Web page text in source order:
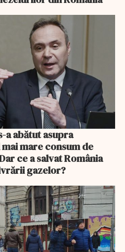
a abătut asupra
mare consum de
ce a salvat România
gazelor?